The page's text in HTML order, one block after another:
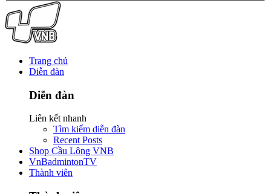
Trang chủ
Diễn đàn
Diễn đàn
Liên kết nhanh
Tìm kiếm diễn đàn
Recent Posts
Shop Cầu Lông VNB
VnBadmintonTV
Thành viên